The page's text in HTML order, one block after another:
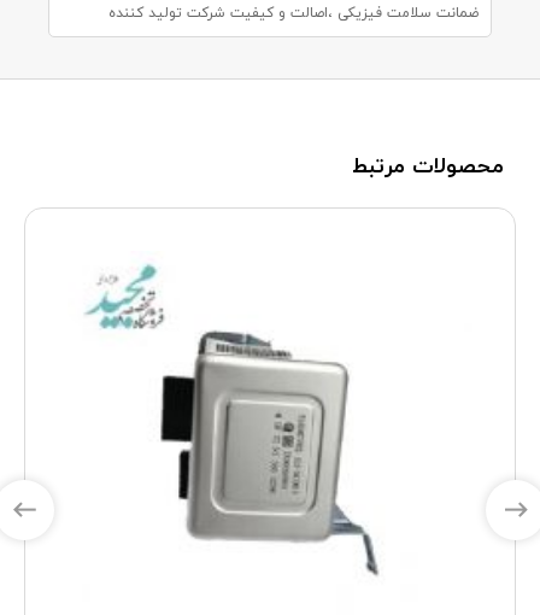
ضمانت سلامت فیزیکی ،اصالت و کیفیت شرکت تولید کننده
محصولات مرتبط